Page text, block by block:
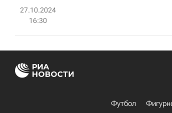
27.10.2024
16:30
Футбол